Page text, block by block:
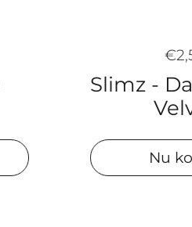
Slimz -
Nu